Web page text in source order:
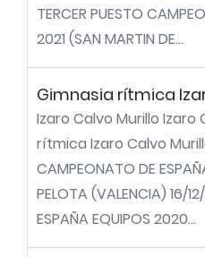
TERCER PUESTO
2021 (SAN MARTIN DE...
Gimnasia rítmica
Izaro Calvo Murillo Izaro
rítmica Izaro Calvo
CAMPEONATO DE
PELOTA (VALENCIA) 16/
ESPAÑA EQUIPOS 2020...